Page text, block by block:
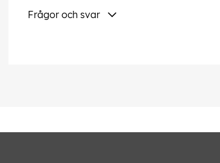
Frågor och svar